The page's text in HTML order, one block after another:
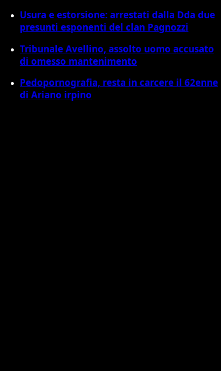
Usura e estorsione: arrestati dalla Dda due
presunti esponenti del clan Pagnozzi
Tribunale Avellino, assolto uomo accusato
di omesso mantenimento
Pedopornografia, resta in carcere il 62enne
di Ariano irpino